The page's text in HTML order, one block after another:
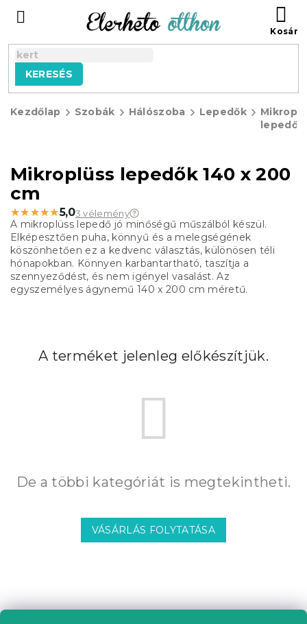
tartalomhoz
KERESÉS
Kezdőlap Szobák Hálószoba Lepedők
lepedők
Mikroplüss lepedők 140 x 200
cm
★★★★★
★★★★★5,03 vélemény
A mikroplüss lepedő jó minőségű műszálból készül.
Elképesztően puha, könnyű és a melegségének
köszönhetően ez a kedvenc választás, különösen téli
hónapokban. Könnyen karbantartható, taszítja a
szennyeződést, és nem igényel vasalást. Az
egyszemélyes ágynemű 140 x 200 cm méretű.
A terméket jelenleg előkészítjük.
De a többi kategóriát is megtekintheti.
VÁSÁRLÁS FOLYTATÁSA
á